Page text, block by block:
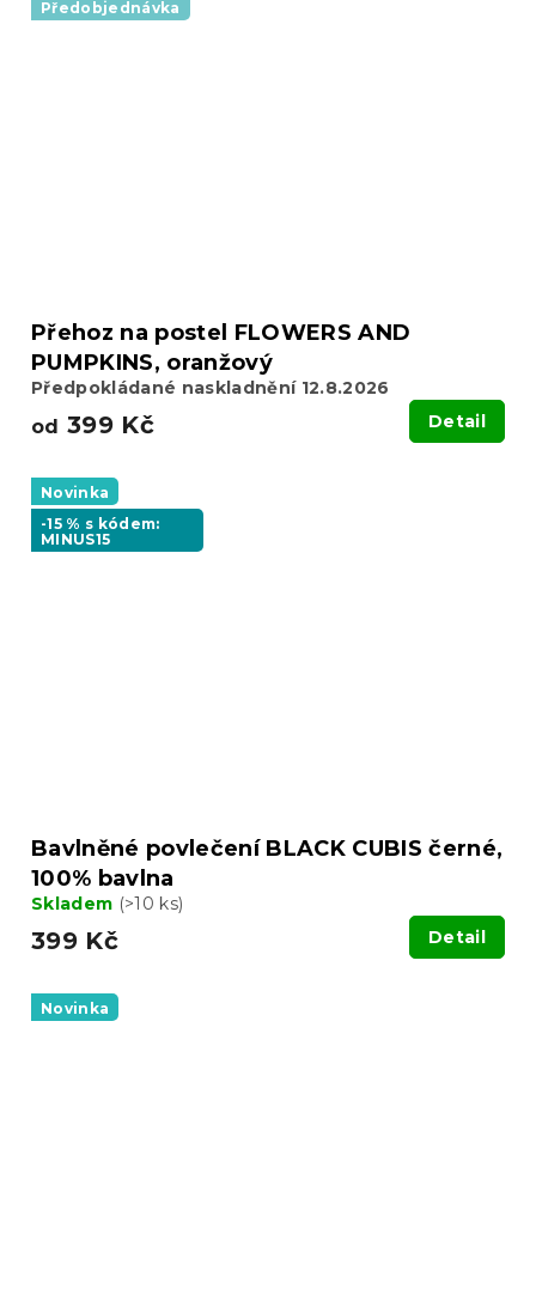
Předobjednávka
Přehoz na postel FLOWERS AND
PUMPKINS, oranžový
Předpokládané naskladnění 12.8.2026
od 399 Kč Detail
Novinka
-15 % s kódem:
MINUS15
Bavlněné povlečení BLACK CUBIS černé,
100% bavlna
Skladem (>10 ks)
399 Kč Detail
Novinka